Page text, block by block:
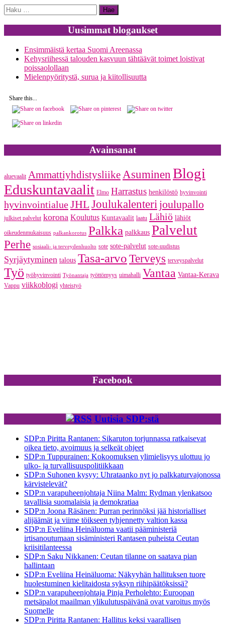
Haku:
Uusimmat blogaukset
Ensimmäistä kertaa Suomi Areenassa
Kehysriihessä talouden kasvuun tähtäävät toimet loistivat
poissaolollaan
Mielenpyöritystä, surua ja kiitollisuutta
Share this...
Avainsanat
aluevaalit AmmattiyhdistysliikeAsuminen Blogi
Eduskuntavaalit Elmo Harrastus henkilöstö hyvinvointi
hyvinvointialueJHLJoulukalenterijoulupallo
julkiset palvelut korona Koulutus Kuntavaalit laatu Lähiö lähiöt
oikeudenmukaisuus palkankorotus Palkka palkkaus Palvelut
Perhe sosiaali- ja terveydenhuolto sote sote-palvelut sote-uudistus
Syrjäytyminen talous Tasa-arvo Terveys terveyspalvelut
Työ työhyvinvointi Työnantaja työttömyys uimahalli Vantaa Vantaa-Kerava
Vappu viikkoblogi yhteistyö
Facebook
Uutisia SDP:stä
SDP:n Piritta Rantanen: Sikaruton torjunnassa ratkaisevat
oikea tieto, avoimuus ja selkeät ohjeet
SDP:n Tuppurainen: Kokoomuksen ylimielisyys ulottuu jo
ulko- ja turvallisuuspolitiikkaan
SDP:n Suhonen kysyy: Uhrataanko nyt jo palkkaturvajonossa
kärvistelevät?
SDP:n varapuheenjohtaja Niina Malm: Rydman ylenkatsoo
tavallisia suomalaisia ja demokratiaa
SDP:n Joona Räsänen: Purran perinnöksi jää historialliset
alijäämät ja viime töikseen tyhjennetty valtion kassa
SDP:n Eveliina Heinäluoma vaatii pääministeriä
irtisanoutumaan sisäministeri Rantasen puheista Ceutan
kriisitilanteessa
SDP:n Saku Nikkanen: Ceutan tilanne on saatava pian
hallintaan
SDP:n Eveliina Heinäluoma: Näkyyhän hallituksen tuore
huolestuminen kielitaidosta syksyn riihipäätöksissä?
SDP:n varapuheenjohtaja Pinja Perholehto: Euroopan
metsäpalot maailman ylikulutuspäivänä ovat varoitus myös
Suomelle
SDP:n Piritta Rantanen: Hallitus keksi vaarallisen